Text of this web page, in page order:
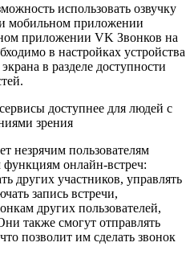
использовать озвучку
мобильном приложении
приложении VK Звонков на
в настройках устройства
в разделе доступности
незрячим пользователям
онлайн-встреч:
других участников, управлять
запись встречи,
других пользователей,
также смогут отправлять
позволит им сделать звонок